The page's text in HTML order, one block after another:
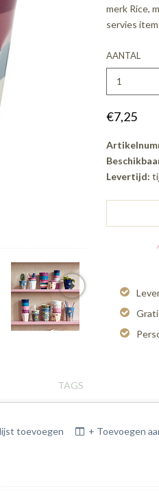
merk Rice,
servies
AANTAL
€7,25
Levertijd:
TAGS
toevoegen + Toevoegen